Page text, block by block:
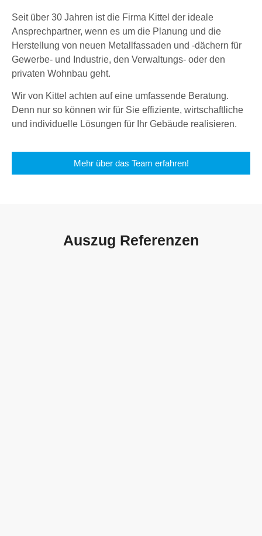
Seit über 30 Jahren ist die Firma Kittel der ideale
Ansprechpartner, wenn es um die Planung und die
Herstellung von neuen Metallfassaden und -dächern für
Gewerbe- und Industrie, den Verwaltungs- oder den
privaten Wohnbau geht.
Wir von Kittel achten auf eine umfassende Beratung.
Denn nur so können wir für Sie effiziente, wirtschaftliche
und individuelle Lösungen für Ihr Gebäude realisieren.
Mehr über das Team erfahren!
Auszug Referenzen